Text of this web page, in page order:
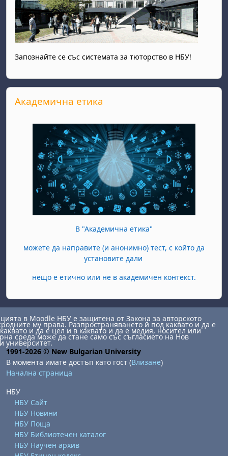
Запознайте се със системата за тюторство в НБУ!
Прескочи Академична етика
Академична етика
В "Академична етика"
можете да направите (и анонимно) тест, с който да
установите дали
нещо е етично или не в академичен контекст.
в Moodle НБУ е защитена от Закона за авторското
му права. Разпространяването й под каквато и да е
и да е цел и в каквато и да е медия, носител или
среда може да стане само със съгласието на Нов
университет.
1991-2026 © New Bulgarian University
В момента имате достъп като гост (Влизане)
Начална страница
НБУ
НБУ Сайт
НБУ Новини
НБУ Поща
НБУ Библиотечен каталог
НБУ Научен архив